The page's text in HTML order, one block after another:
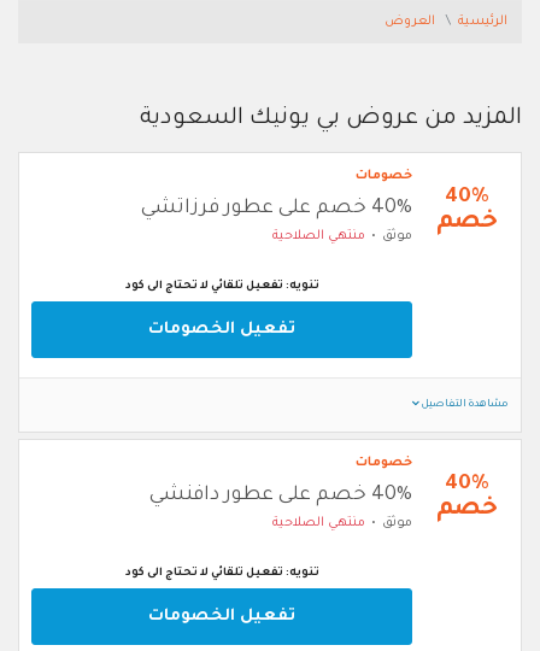
الرئيسية العروض
المزيد من عروض بي يونيك السعودية
40%
خصم
خصومات
40% خصم على عطور فرزاتشي
موثق منتهي الصلاحية
تنويه: تفعيل تلقائي لا تحتاج الى كود
تفعيل الخصومات
مشاهدة التفاصيل
40%
خصم
خصومات
40% خصم على عطور دافنشي
موثق منتهي الصلاحية
تنويه: تفعيل تلقائي لا تحتاج الى كود
تفعيل الخصومات